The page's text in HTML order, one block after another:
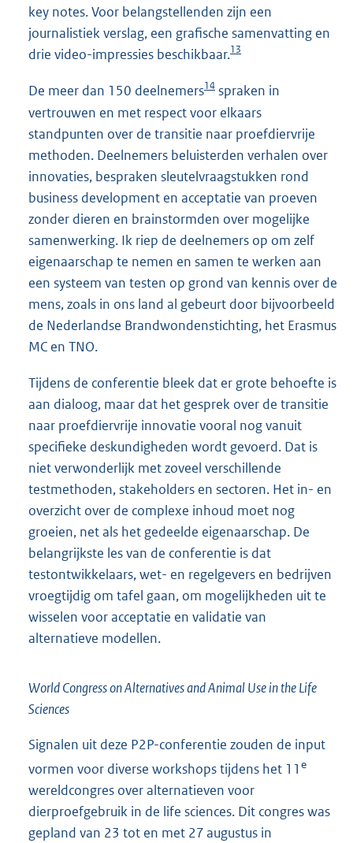
key notes. Voor belangstellenden zijn een
journalistiek verslag, een grafische samenvatting en
drie video-impressies beschikbaar.13
De meer dan 150 deelnemers14 spraken in
vertrouwen en met respect voor elkaars
standpunten over de transitie naar proefdiervrije
methoden. Deelnemers beluisterden verhalen over
innovaties, bespraken sleutelvraagstukken rond
business development en acceptatie van proeven
zonder dieren en brainstormden over mogelijke
samenwerking. Ik riep de deelnemers op om zelf
eigenaarschap te nemen en samen te werken aan
een systeem van testen op grond van kennis over de
mens, zoals in ons land al gebeurt door bijvoorbeeld
de Nederlandse Brandwondenstichting, het Erasmus
MC en TNO.
Tijdens de conferentie bleek dat er grote behoefte is
aan dialoog, maar dat het gesprek over de transitie
naar proefdiervrije innovatie vooral nog vanuit
specifieke deskundigheden wordt gevoerd. Dat is
niet verwonderlijk met zoveel verschillende
testmethoden, stakeholders en sectoren. Het in- en
overzicht over de complexe inhoud moet nog
groeien, net als het gedeelde eigenaarschap. De
belangrijkste les van de conferentie is dat
testontwikkelaars, wet- en regelgevers en bedrijven
vroegtijdig om tafel gaan, om mogelijkheden uit te
wisselen voor acceptatie en validatie van
alternatieve modellen.
World Congress on Alternatives and Animal Use in the Life
Sciences
Signalen uit deze P2P-conferentie zouden de input
vormen voor diverse workshops tijdens het 11 e
wereldcongres over alternatieven voor
dierproefgebruik in de life sciences. Dit congres was
gepland van 23 tot en met 27 augustus in